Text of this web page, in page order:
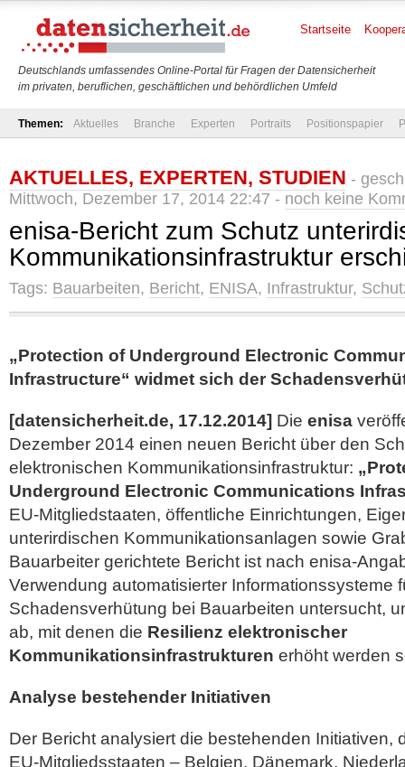
Deutschlands umfassendes Online-Portal für Fragen der Datensicherheit
im privaten, beruflichen, geschäftlichen und behördlichen Umfeld
Startseite
Themen: Aktuelles Branche Experten Portraits Positionspapier
AKTUELLES, EXPERTEN, STUDIEN -
Mittwoch, Dezember 17, 2014 22:47 - noch keine
enisa-Bericht zum Schutz
Kommunikationsinfrastruktur
Tags: Bauarbeiten, Bericht, ENISA, Infrastruktur,
„Protection of Underground Electronic
Infrastructure“ widmet sich der
[datensicherheit.de, 17.12.2014] Die enisa
Dezember 2014 einen neuen Bericht über den
elektronischen Kommunikationsinfrastruktur:
Underground Electronic Communications
EU-Mitgliedstaaten, öffentliche Einrichtungen,
unterirdischen Kommunikationsanlagen sowie
Bauarbeiter gerichtete Bericht ist nach enisa-
Verwendung automatisierter Informationssysteme
Schadensverhütung bei Bauarbeiten untersucht,
ab, mit denen die Resilienz elektronischer
Kommunikationsinfrastrukturen erhöht werden
Analyse bestehender Initiativen
Der Bericht analysiert die bestehenden Initiativen,
EU-Mitgliedsstaaten – Belgien, Dänemark,